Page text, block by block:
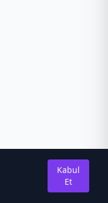
Kabul
Et